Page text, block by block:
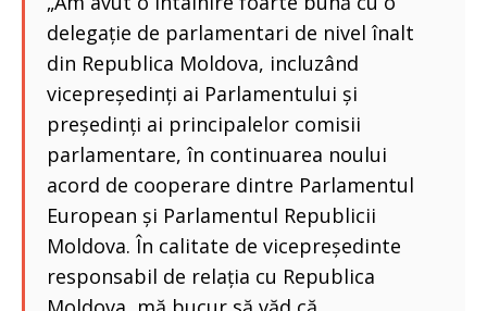
delegație de parlamentari de nivel înalt
din Republica Moldova, incluzând
vicepreședinți ai Parlamentului și
președinți ai principalelor comisii
parlamentare, în continuarea noului
acord de cooperare dintre Parlamentul
European și Parlamentul Republicii
Moldova. În calitate de vicepreședinte
responsabil de relația cu Republica